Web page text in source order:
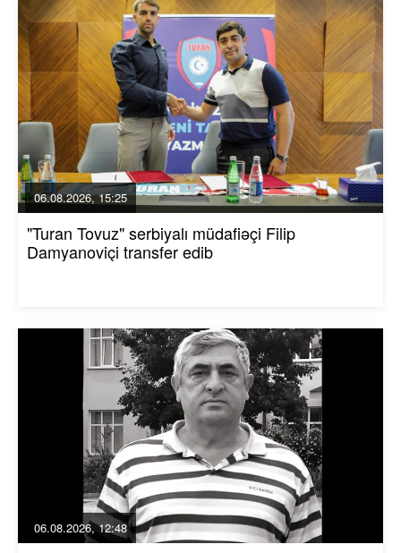
06.08.2026, 15:25
"Turan Tovuz" serbiyalı müdafiəçi Filip
Damyanoviçi transfer edib
06.08.2026, 12:48